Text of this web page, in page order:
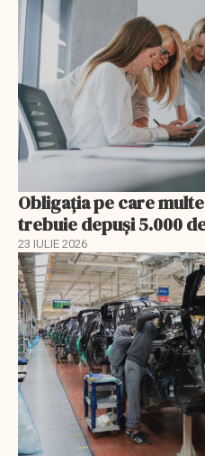
Obligația pe care
trebuie depuși 5.000
23 IULIE 2026